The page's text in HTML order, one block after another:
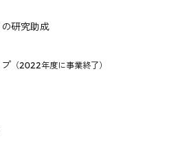
研究助成
（2022年度に事業終了）